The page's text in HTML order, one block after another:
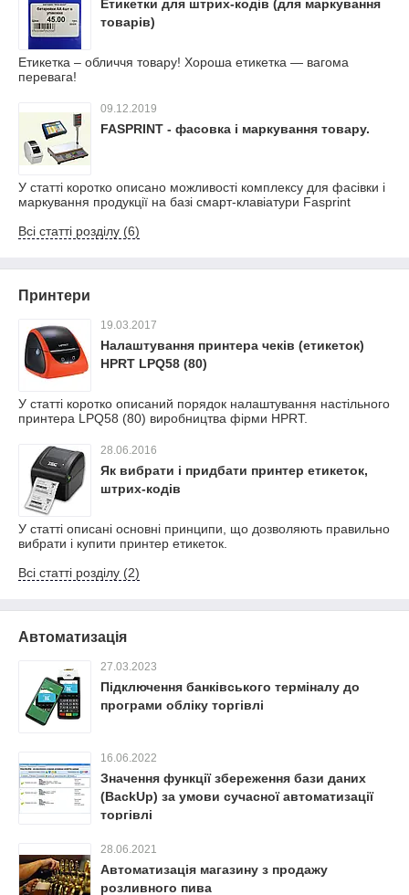
Етикетки для штрих-кодів (для маркування
товарів)
Етикетка – обличчя товару! Хороша етикетка — вагома
перевага!
09.12.2019
FASPRINT - фасовка і маркування товару.
У статті коротко описано можливості комплексу для фасівки і
маркування продукції на базі смарт-клавіатури Fasprint
Всі статті розділу (6)
Принтери
19.03.2017
Налаштування принтера чеків (етикеток)
HPRT LPQ58 (80)
У статті коротко описаний порядок налаштування настільного
принтера LPQ58 (80) виробництва фірми HPRT.
28.06.2016
Як вибрати і придбати принтер етикеток,
штрих-кодів
У статті описані основні принципи, що дозволяють правильно
вибрати і купити принтер етикеток.
Всі статті розділу (2)
Автоматизація
27.03.2023
Підключення банківського терміналу до
програми обліку торгівлі
16.06.2022
Значення функції збереження бази даних
(BackUp) за умови сучасної автоматизації
торгівлі
28.06.2021
Автоматизація магазину з продажу
розливного пива